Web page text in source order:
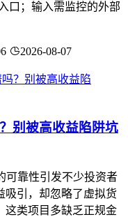
口；输入需监控的外部
2026-08-07
别被高收益陷阱坑
可靠性引发不少投资者
吸引，却忽略了虚拟货
这类项目多缺乏正规金